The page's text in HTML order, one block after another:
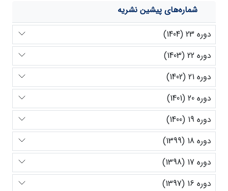
شماره‌های پیشین نشریه
دوره 23 (1404)
دوره 22 (1403)
دوره 21 (1402)
دوره 20 (1401)
دوره 19 (1400)
دوره 18 (1399)
دوره 17 (1398)
دوره 16 (1397)